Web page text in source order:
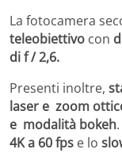
La fotocamera
teleobiettivo con
di f / 2,6.
Presenti inoltre,
laser e zoom
e modalità bokeh
4K a 60 fps e lo